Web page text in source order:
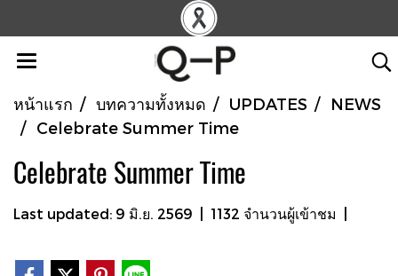
หน้าแรก บทความทั้งหมด UPDATES
NEWS
Celebrate Summer Time
Celebrate Summer Time
Last updated: 9 มิ.ย. 2569 1132 จำนวนผู้เข้าชม